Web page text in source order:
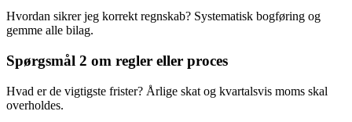
Hvordan sikrer jeg korrekt regnskab? Systematisk bogføring og
gemme alle bilag.
Spørgsmål 2 om regler eller proces
Hvad er de vigtigste frister? Årlige skat og kvartalsvis moms skal
overholdes.